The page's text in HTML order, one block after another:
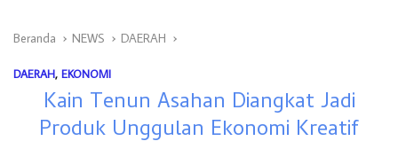
Beranda NEWS DAERAH
DAERAH, EKONOMI
Kain Tenun Asahan Diangkat Jadi
Produk Unggulan Ekonomi Kreatif